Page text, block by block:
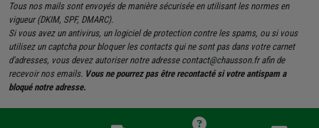
Tous nos mails sont envoyés de manière sécurisée en utilisant les normes en
vigueur (DKIM, SPF, DMARC).
Si vous avez un antivirus, un logiciel de protection contre les spams, ou si vous
utilisez un captcha pour bloquer les contacts qui ne sont pas dans votre carnet
d'adresses, vous devez autoriser notre adresse contact@chausson.fr afin de
recevoir nos emails. Vous ne pourrez pas être recontacté si votre antispam a
bloqué notre adresse.